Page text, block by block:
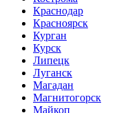
Краснодар
Красноярск
Курган
Курск
Липецк
Луганск
Магадан
Магнитогорск
Майкоп